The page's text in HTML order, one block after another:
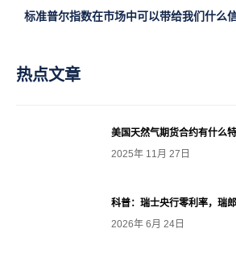
标准普尔指数在市场中可以带给我们什么
热点文章
美国天然气期货合约有什么
2025年 11月 27日
科普：瑞士央行零利率，瑞
2026年 6月 24日